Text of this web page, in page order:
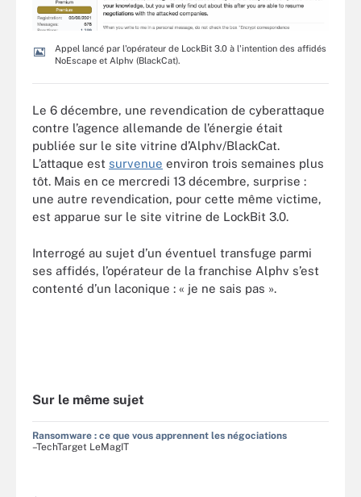
Appel lancé par l'opérateur de LockBit 3.0 à l'intention des affidés
NoEscape et Alphv (BlackCat).
Le 6 décembre, une revendication de cyberattaque
contre l’agence allemande de l’énergie était
publiée sur le site vitrine d’Alphv/BlackCat.
L’attaque est survenue environ trois semaines plus
tôt. Mais en ce mercredi 13 décembre, surprise :
une autre revendication, pour cette même victime,
est apparue sur le site vitrine de LockBit 3.0.
Interrogé au sujet d’un éventuel transfuge parmi
ses affidés, l’opérateur de la franchise Alphv s’est
contenté d’un laconique : « je ne sais pas ».
Sur le même sujet
Ransomware : ce que vous apprennent les négociations
–TechTarget LeMagIT